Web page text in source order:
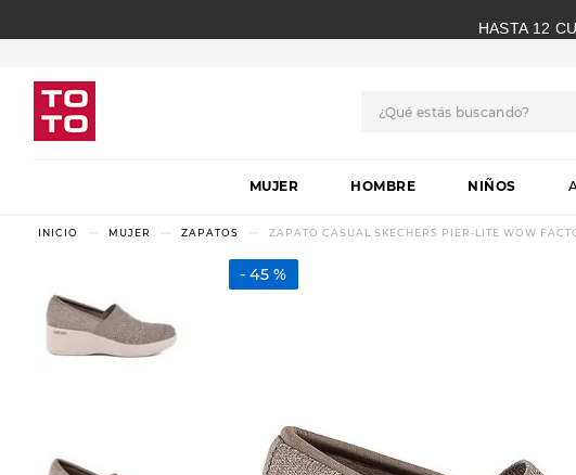
HASTA 12
MUJER HOMBRE NIÑOS
MUJER ZAPATOS ZAPATO CASUAL SKECHERS PIER-LITE WOW
45 %
1.
botas
2.
skechers
3.
8.
hitec